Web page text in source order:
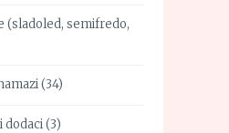
(sladoled, semifredo,
(34)
dodaci(3)